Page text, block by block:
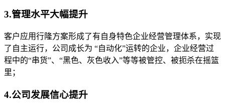
3.管理水平大幅提升
客户应用行隆方案形成了有自身特色企业经营管理体系，实现
了自主运行，公司成长为 “自动化”运转的企业，企业经营过
程中的“串货”、“黑色、灰色收入”等等被管控、被扼杀在摇篮
里；
4.公司发展信心提升